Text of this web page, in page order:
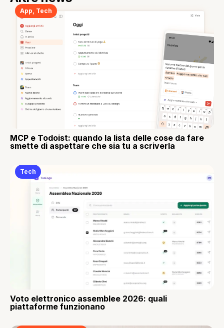
App, Tech
MCP e Todoist: quando la lista delle cose da fare
smette di aspettare che sia tu a scriverla
Tech
Voto elettronico assemblee 2026: quali
piattaforme funzionano